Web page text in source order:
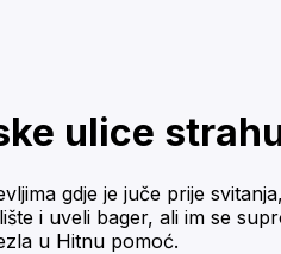
ulice
gdje je juče prije
i uveli bager, ali im se
u Hitnu pomoć.